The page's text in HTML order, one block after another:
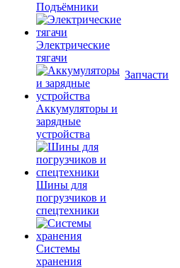
Подъёмники
Электрические
тягачи
Аккумуляторы и
зарядные
устройства
Шины для
погрузчиков и
спецтехники
Системы
хранения
Запчасти